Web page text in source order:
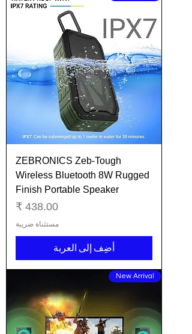
ZEBRONICS Zeb-Tough
Wireless Bluetooth 8W Rugged
Finish Portable Speaker
السعر
مستثناة ضريبة
أضِف إلى العربة
New Arrival